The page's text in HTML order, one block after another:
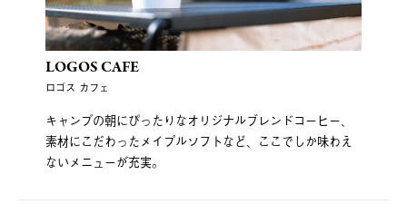
LOGOS CAFE
ロゴス カフェ
キャンプの朝にぴったりなオリジナルブレンドコーヒー、
素材にこだわったメイプルソフトなど、ここでしか味わえ
ないメニューが充実。